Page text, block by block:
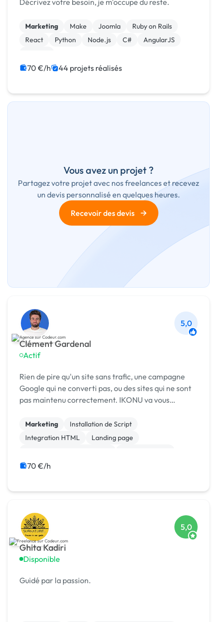
Décrivez votre besoin, je m'occupe du reste.
Marketing Make Joomla
Ruby on Rails
React
Python Node.js C#
AngularJS
70 €/h 44 projets réalisés
Vous avez un projet ?
Partagez votre projet avec nos freelances et recevez
un devis personnalisé en quelques heures.
Recevoir des devis
→
Clément Gardenal
Actif
5,0
Rien de pire qu'un site sans trafic, une campagne
Google qui ne converti pas, ou des sites qui ne sont
pas maintenu correctement. IKONU va vous
qu'il vous faut. Nous pouvons vous accompagner
sur...
Marketing
Installation de Script
Integration HTML
Landing page
Spip
Wix
70 €/h
Ghita Kadiri
Disponible
5,0
Guidé par la passion.